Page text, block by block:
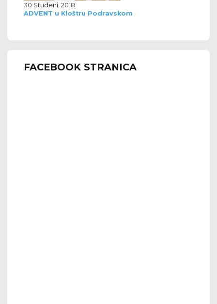
30 Studeni, 2018
ADVENT u Kloštru Podravskom
FACEBOOK STRANICA